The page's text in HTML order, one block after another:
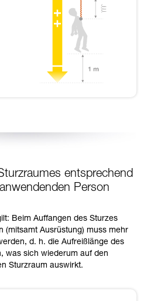
entsprechend
Person
Beim Auffangen des Sturzes
(mitsamt Ausrüstung) muss mehr
d. h. die Aufreißlänge des
was sich wiederum auf den
Sturzraum auswirkt.